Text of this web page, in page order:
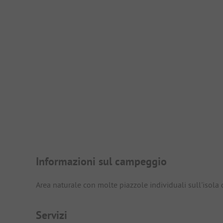
Presentazione del
Informazioni sul campeggio
Area naturale con molte piazzole individuali sull'isola
Servizi